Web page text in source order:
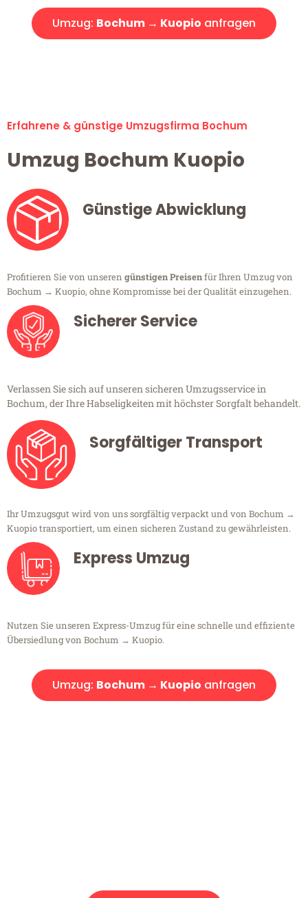
Umzug: Bochum → Kuopio anfragen
Erfahrene & günstige Umzugsfirma Bochum
Umzug Bochum Kuopio
Günstige Abwicklung
Profitieren Sie von unseren günstigen Preisenfür Ihren Umzug von
Bochum → Kuopio, ohne Kompromisse bei der Qualität einzugehen.
Sicherer Service
Verlassen Sie sich auf unseren sicheren Umzugsservice in
Bochum, der Ihre Habseligkeiten mit höchster Sorgfalt behandelt.
Sorgfältiger Transport
Ihr Umzugsgut wird von uns sorgfältig verpackt und von Bochum →
Kuopio transportiert, um einen sicheren Zustand zu gewährleisten.
Express Umzug
Nutzen Sie unseren Express-Umzug für eine schnelle und effiziente
Übersiedlung von Bochum → Kuopio.
Umzug: Bochum → Kuopio anfragen